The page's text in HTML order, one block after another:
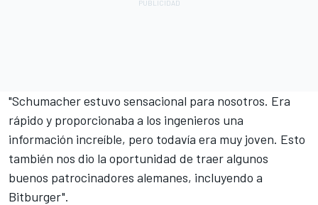
"Schumacher estuvo sensacional para nosotros. Era
rápido y proporcionaba a los ingenieros una
información increíble, pero todavía era muy joven. Esto
también nos dio la oportunidad de traer algunos
buenos patrocinadores alemanes, incluyendo a
Bitburger".